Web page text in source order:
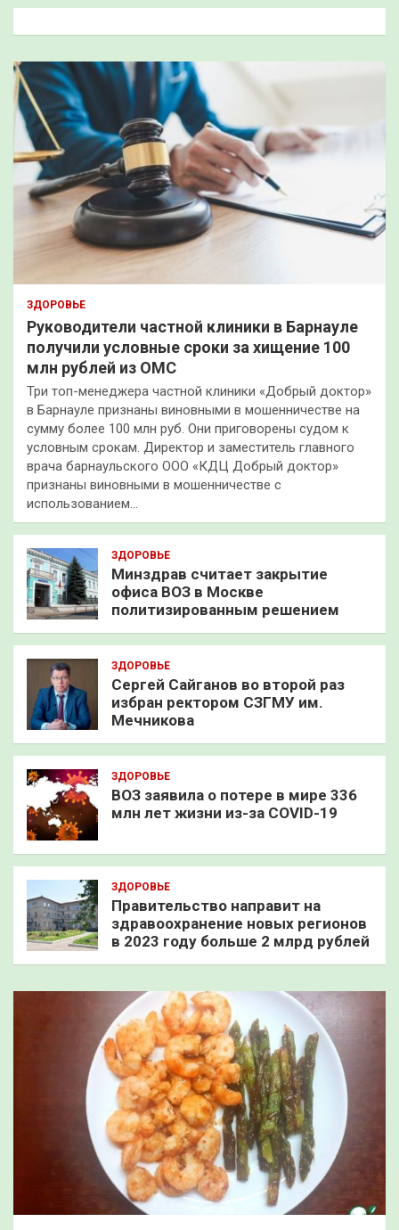
к
ЗДОРОВЬЕ
Руководители частной клиники в Барнауле
получили условные сроки за хищение 100
млн рублей из ОМС
Три топ-менеджера частной клиники «Добрый доктор»
в Барнауле признаны виновными в мошенничестве на
сумму более 100 млн руб. Они приговорены судом к
условным срокам. Директор и заместитель главного
врача барнаульского ООО «КДЦ Добрый доктор»
признаны виновными в мошенничестве с
использованием…
ЗДОРОВЬЕ
Минздрав считает закрытие
офиса ВОЗ в Москве
политизированным решением
ЗДОРОВЬЕ
Сергей Сайганов во второй раз
избран ректором СЗГМУ им.
Мечникова
ЗДОРОВЬЕ
ВОЗ заявила о потере в мире 336
млн лет жизни из-за COVID-19
ЗДОРОВЬЕ
Правительство направит на
здравоохранение новых регионов
в 2023 году больше 2 млрд рублей